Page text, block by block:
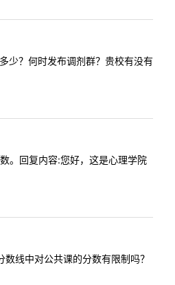
少？何时发布调剂群？贵校有没有
。回复内容:您好，这是心理学院
线中对公共课的分数有限制吗？